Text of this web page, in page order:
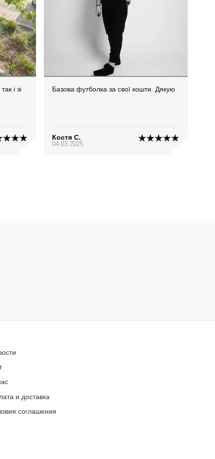
і зі
Базова футболка за свої кошти. Дякую
Костя С.
04.03.2025
и доставка
соглашения